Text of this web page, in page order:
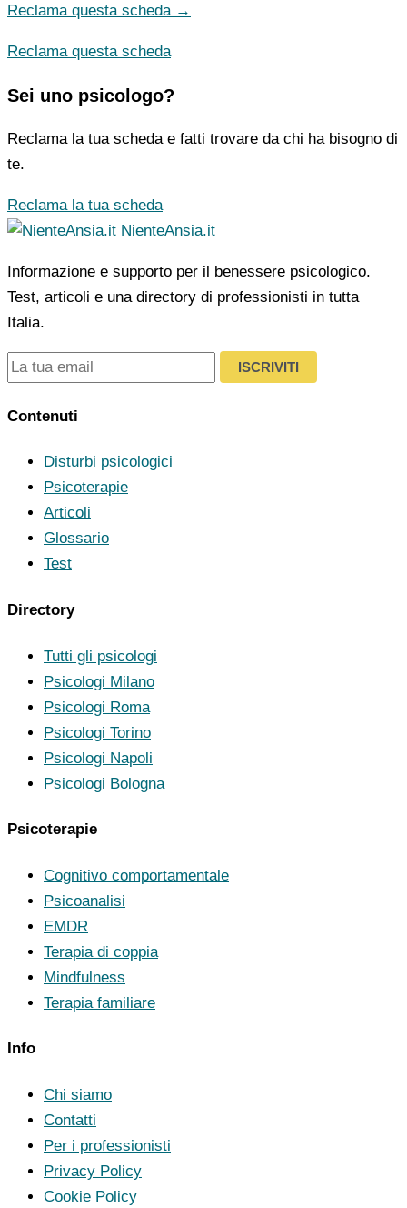
Reclama questa scheda →
Reclama questa scheda
Sei uno psicologo?
Reclama la tua scheda e fatti trovare da chi ha bisogno di
te.
Reclama la tua scheda
NienteAnsia.it
Informazione e supporto per il benessere psicologico.
Test, articoli e una directory di professionisti in tutta
Italia.
ISCRIVITI
Contenuti
Disturbi psicologici
Psicoterapie
Articoli
Glossario
Test
Directory
Tutti gli psicologi
Psicologi Milano
Psicologi Roma
Psicologi Torino
Psicologi Napoli
Psicologi Bologna
Psicoterapie
Cognitivo comportamentale
Psicoanalisi
EMDR
Terapia di coppia
Mindfulness
Terapia familiare
Info
Chi siamo
Contatti
Per i professionisti
Privacy Policy
Cookie Policy